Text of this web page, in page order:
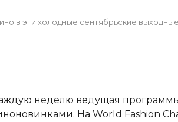
в эти холодные сентябрьские выходные
неделю ведущая
На World Fashion